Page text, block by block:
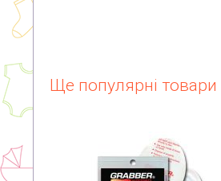
Ще популярні товари